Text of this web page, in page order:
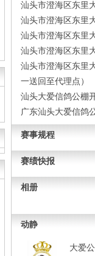
汕头市澄海区东里
汕头市澄海区东里
汕头市澄海区东里
汕头市澄海区东里
汕头市澄海区东里
一送回至代理点）
汕头大爱信鸽公棚
广东汕头大爱信鸽
赛事规程
赛绩快报
相册
动静
大爱